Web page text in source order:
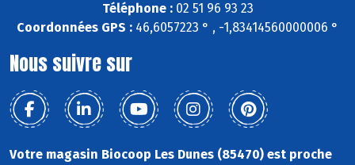
Téléphone :02 51 96 93 23
Coordonnées GPS : 46,6057223 ° , -1,83414560000006 °
Nous suivre sur
Votre magasin Biocoop Les Dunes (85470) est proche